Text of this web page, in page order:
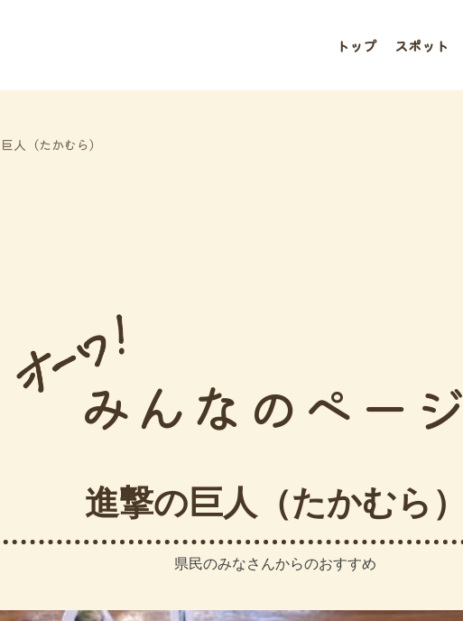
トップ スポット
人（たかむら）
みんなのページ
進撃の巨人（たかむら）
県民のみなさんからのおすすめ